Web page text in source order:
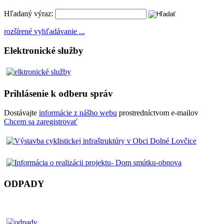
Hľadaný výraz:
rozšírené vyhľadávanie ...
Elektronické služby
Prihlásenie k odberu správ
Dostávajte informácie z nášho webu prostredníctvom e-mailov
Chcem sa zaregistrovať
ODPADY